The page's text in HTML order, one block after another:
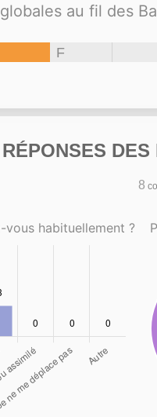
au fil des
F
RÉPONSES
8
habituellement ?